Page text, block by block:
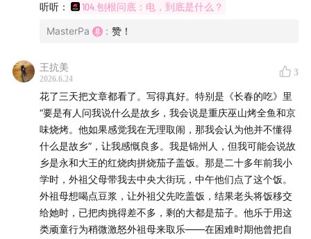
00:03:26伤痕椅子：一个关于信息匮乏的悲伤小事
00:07:17大选题在写作中才逐渐显露真正的主题
00:08:27深井烧鹅：没地铁这个细节引发了好奇
00:10:00宏大与微观不该对立，万物皆有关联
00:14:30鱼头去哪了：供应链背后藏着好选题
00:19:32中关村里找历史：一条斜路牵出明清往事
听听：
104.刨根问底：电，到底是什么？
MasterPa : 赞！
王抗美
2026.6.24
3
花了三天把文章都看了。写得真好。特别是《长春的吃》里
“要是有人问我说什么是故乡，我会说是重庆巫山烤全鱼和京
味烧烤。他如果感觉我在无理取闹，那我会认为他并不懂得
什么是故乡”，让我感慨良多。我是锦州人，但我可能会说故
乡是永和大王的红烧肉拼烧茄子盖饭。那是二十多年前我小
学时，外祖父母带我去中央大街玩，中午他们点了这个饭。
外祖母想喝点豆浆，让外祖父先吃盖饭，结果老头将饭移交
给她时，已把肉挑得差不多，剩的大都是茄子。他乐于用这
类顽童行为稍微激怒外祖母来取乐——在困难时期他曾把自